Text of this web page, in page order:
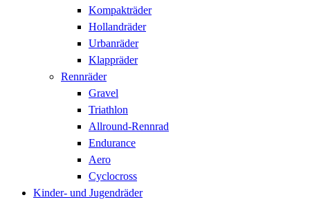
Kompakträder
Hollandräder
Urbanräder
Klappräder
Rennräder
Gravel
Triathlon
Allround-Rennrad
Endurance
Aero
Cyclocross
Kinder- und Jugendräder